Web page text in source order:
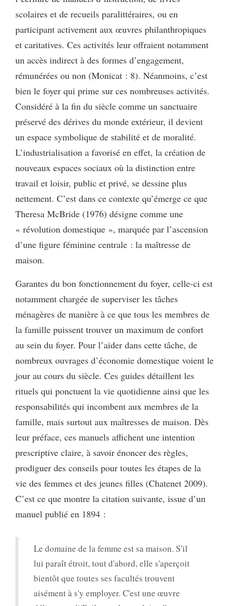
scolaires et de recueils paralittéraires, ou en
participant activement aux œuvres philanthropiques
et caritatives. Ces activités leur offraient notamment
un accès indirect à des formes d’engagement,
rémunérées ou non (Monicat : 8). Néanmoins, c’est
bien le foyer qui prime sur ces nombreuses activités.
Considéré à la fin du siècle comme un sanctuaire
préservé des dérives du monde extérieur, il devient
un espace symbolique de stabilité et de moralité.
L’industrialisation a favorisé en effet, la création de
nouveaux espaces sociaux où la distinction entre
travail et loisir, public et privé, se dessine plus
nettement. C’est dans ce contexte qu’émerge ce que
Theresa McBride (1976) désigne comme une
« révolution domestique », marquée par l’ascension
d’une figure féminine centrale : la maîtresse de
maison.
Garantes du bon fonctionnement du foyer, celle-ci est
notamment chargée de superviser les tâches
ménagères de manière à ce que tous les membres de
la famille puissent trouver un maximum de confort
au sein du foyer. Pour l’aider dans cette tâche, de
nombreux ouvrages d’économie domestique voient le
jour au cours du siècle. Ces guides détaillent les
rituels qui ponctuent la vie quotidienne ainsi que les
responsabilités qui incombent aux membres de la
famille, mais surtout aux maîtresses de maison. Dès
leur préface, ces manuels affichent une intention
prescriptive claire, à savoir énoncer des règles,
prodiguer des conseils pour toutes les étapes de la
vie des femmes et des jeunes filles (Chatenet 2009).
C’est ce que montre la citation suivante, issue d’un
manuel publié en 1894 :
Le domaine de la femme est sa maison. S'il
lui paraît étroit, tout d'abord, elle s'aperçoit
bientôt que toutes ses facultés trouvent
aisément à s'y employer. C'est une œuvre